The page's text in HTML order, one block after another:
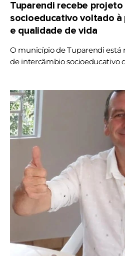
Tuparendi recebe
socioeducativo voltado à
e qualidade de vida
O município de Tuparendi está
de intercâmbio socioeducativo